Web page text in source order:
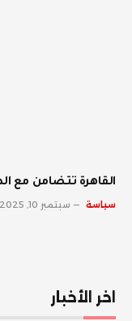
القاهرة تتضامن مع
سياسة سبتمبر 10, 2025
اخر الأخبار